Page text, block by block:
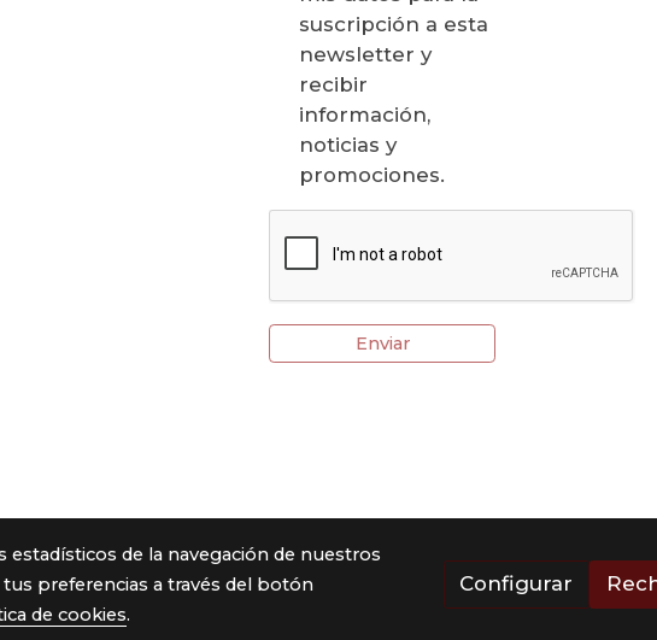
suscripción a esta
newsletter y
recibir
información,
noticias y
promociones.
Enviar
de la navegación de nuestros
preferencias a través del botón
de cookies.
Configurar